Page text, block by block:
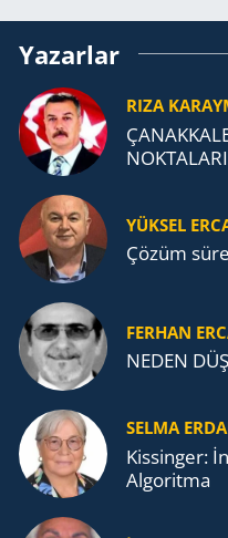
Yazarlar
RIZA
YÜKSEL
Çözüm
FERHAN
NEDEN
SELMA
Kissinger:
Algoritma